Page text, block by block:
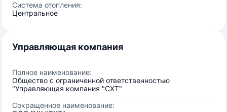
Система отопления:
Центральное
Управляющая компания
Полное наименование:
Общество с ограниченной ответственностью
"Управляющая компания "СХТ"
Сокращенное наименование: